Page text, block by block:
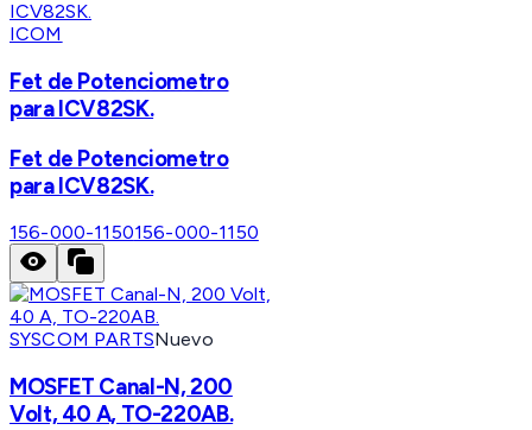
ICOM
Fet de Potenciometro
para ICV82SK.
Fet de Potenciometro
para ICV82SK.
156-000-1150156-000-1150
SYSCOM PARTSNuevo
MOSFET Canal-N, 200
Volt, 40 A, TO-220AB.